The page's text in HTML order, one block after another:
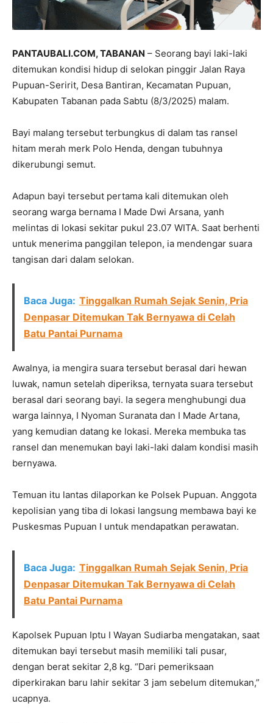
PANTAUBALI.COM, TABANAN – Seorang bayi laki-laki
ditemukan kondisi hidup di selokan pinggir Jalan Raya
Pupuan-Seririt, Desa Bantiran, Kecamatan Pupuan,
Kabupaten Tabanan pada Sabtu (8/3/2025) malam.
Bayi malang tersebut terbungkus di dalam tas ransel
hitam merah merk Polo Henda, dengan tubuhnya
dikerubungi semut.
Adapun bayi tersebut pertama kali ditemukan oleh
seorang warga bernama I Made Dwi Arsana, yanh
melintas di lokasi sekitar pukul 23.07 WITA. Saat berhenti
untuk menerima panggilan telepon, ia mendengar suara
tangisan dari dalam selokan.
Baca Juga: Tinggalkan Rumah Sejak Senin, Pria
Denpasar Ditemukan Tak Bernyawa di Celah
Batu Pantai Purnama
Awalnya, ia mengira suara tersebut berasal dari hewan
luwak, namun setelah diperiksa, ternyata suara tersebut
berasal dari seorang bayi. Ia segera menghubungi dua
warga lainnya, I Nyoman Suranata dan I Made Artana,
yang kemudian datang ke lokasi. Mereka membuka tas
ransel dan menemukan bayi laki-laki dalam kondisi masih
bernyawa.
Temuan itu lantas dilaporkan ke Polsek Pupuan. Anggota
kepolisian yang tiba di lokasi langsung membawa bayi ke
Puskesmas Pupuan I untuk mendapatkan perawatan.
Baca Juga: Tinggalkan Rumah Sejak Senin, Pria
Denpasar Ditemukan Tak Bernyawa di Celah
Batu Pantai Purnama
Kapolsek Pupuan Iptu I Wayan Sudiarba mengatakan, saat
ditemukan bayi tersebut masih memiliki tali pusar,
dengan berat sekitar 2,8 kg. “Dari pemeriksaan
diperkirakan baru lahir sekitar 3 jam sebelum ditemukan,”
ucapnya.